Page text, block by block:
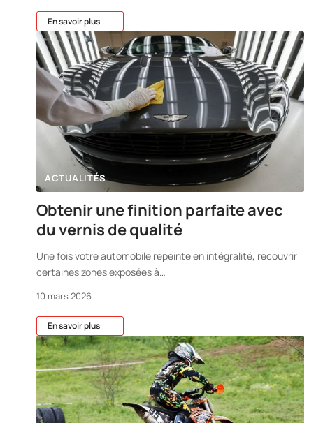
En savoir plus
ACTUALITÉS
Obtenir une finition parfaite avec
du vernis de qualité
Une fois votre automobile repeinte en intégralité, recouvrir
certaines zones exposées à…
10 mars 2026
En savoir plus